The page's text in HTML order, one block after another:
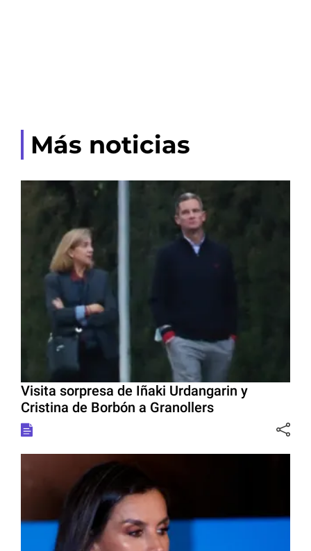
Más noticias
Visita sorpresa de Iñaki Urdangarin y
Cristina de Borbón a Granollers